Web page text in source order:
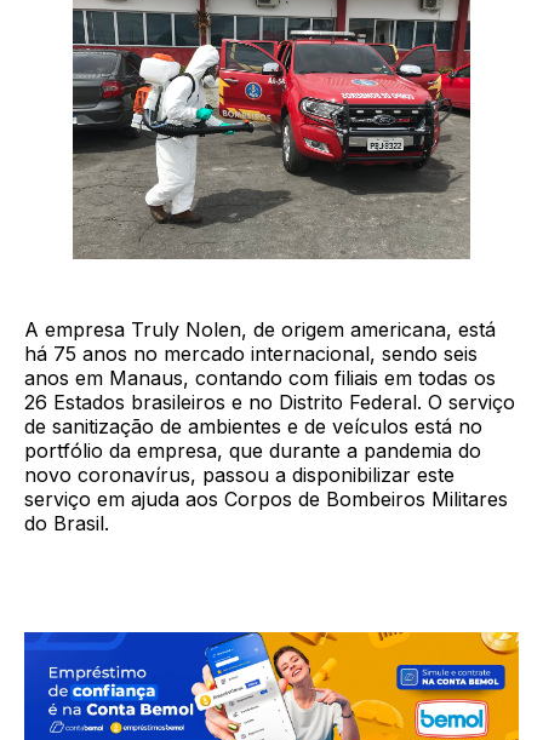
A empresa Truly Nolen, de origem americana, está
há 75 anos no mercado internacional, sendo seis
anos em Manaus, contando com filiais em todas os
26 Estados brasileiros e no Distrito Federal. O serviço
de sanitização de ambientes e de veículos está no
portfólio da empresa, que durante a pandemia do
novo coronavírus, passou a disponibilizar este
serviço em ajuda aos Corpos de Bombeiros Militares
do Brasil.